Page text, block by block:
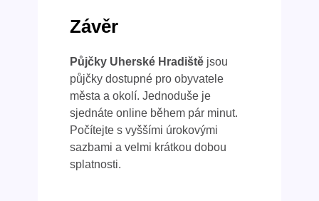
Závěr
Půjčky Uherské Hradištějsou
půjčky dostupné pro obyvatele
města a okolí. Jednoduše je
sjednáte online během pár minut.
Počítejte s vyššími úrokovými
sazbami a velmi krátkou dobou
splatnosti.